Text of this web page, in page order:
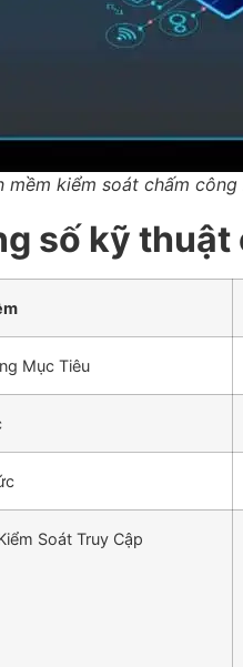
mềm kiểm soát chấm công
số kỹ thuật
Mục Tiêu
Soát Truy Cập